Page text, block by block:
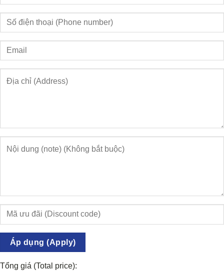
Áp dụng (Apply)
Tổng giá (Total price):